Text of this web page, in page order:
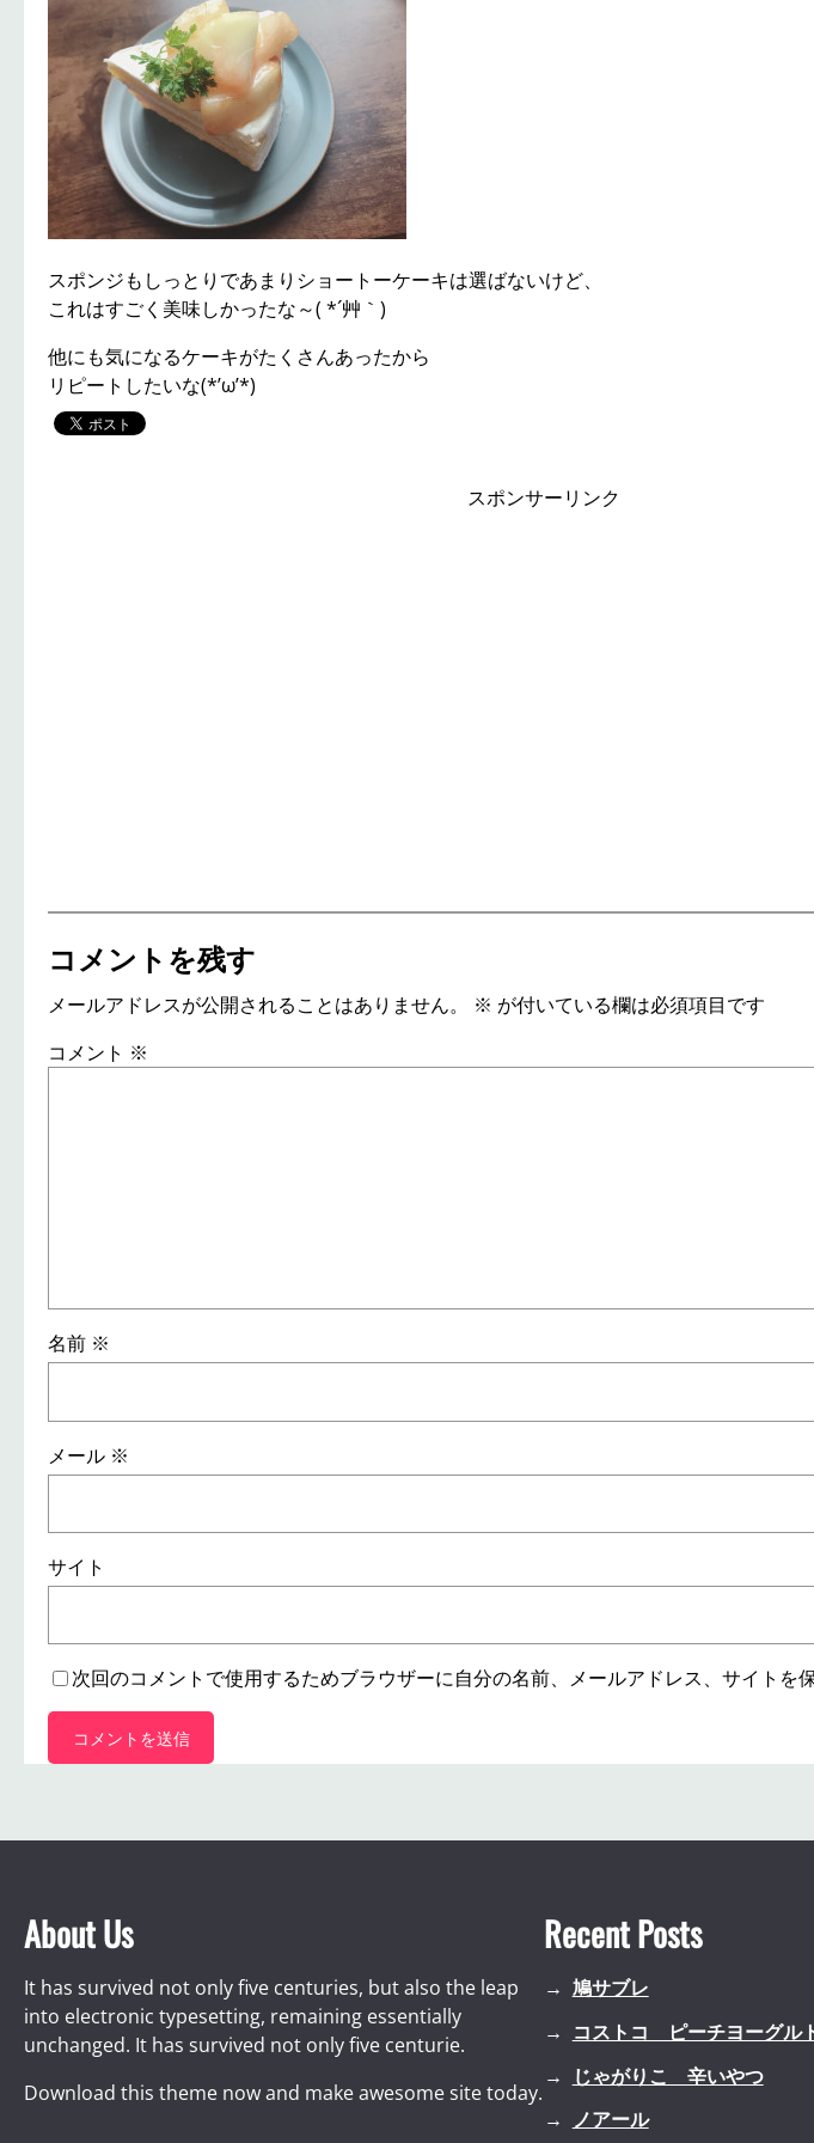
スポンジもしっとりであまりショートーケーキは選ばないけど、
これはすごく美味しかったな～( *´艸｀)
他にも気になるケーキがたくさんあったから
リピートしたいな(*’ω’*)
スポンサーリンク
コメントを残す
メールアドレスが公開されることはありません。 ※ が付いている欄は必須項目です
コメント ※
名前 ※
メール ※
サイト
次回のコメントで使用するためブラウザーに自分の名前、メールアドレス、サイトを保
About Us
It has survived not only five centuries, but also the leap
into electronic typesetting, remaining essentially
unchanged. It has survived not only five centurie.
Download this theme now and make awesome site today.
Recent Posts
鳩サブレ
コストコ ピーチヨーグル
じゃがりこ 辛いやつ
ノアール